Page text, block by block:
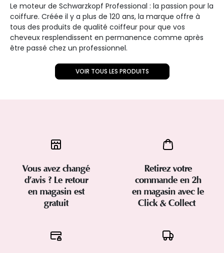
Le moteur de Schwarzkopf Professional : la passion pour la
coiffure. Créée il y a plus de 120 ans, la marque offre à
tous des produits de qualité coiffeur pour que vos
cheveux resplendissent en permanence comme après
être passé chez un professionnel.
VOIR TOUS LES PRODUITS
Vous avez changé
d’avis ? Le retour
en magasin est
gratuit
Retirez votre
commande en 2h
en magasin avec le
Click & Collect